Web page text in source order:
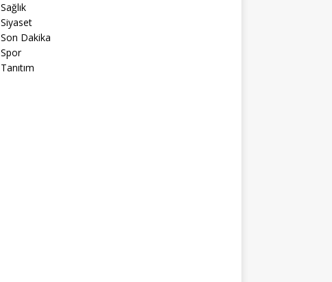
Sağlık
Siyaset
Son Dakika
Spor
Tanıtım